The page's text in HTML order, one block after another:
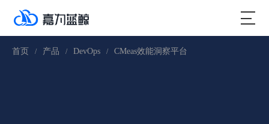
首页 / 产品 / DevOps / CMeas效能洞察平台